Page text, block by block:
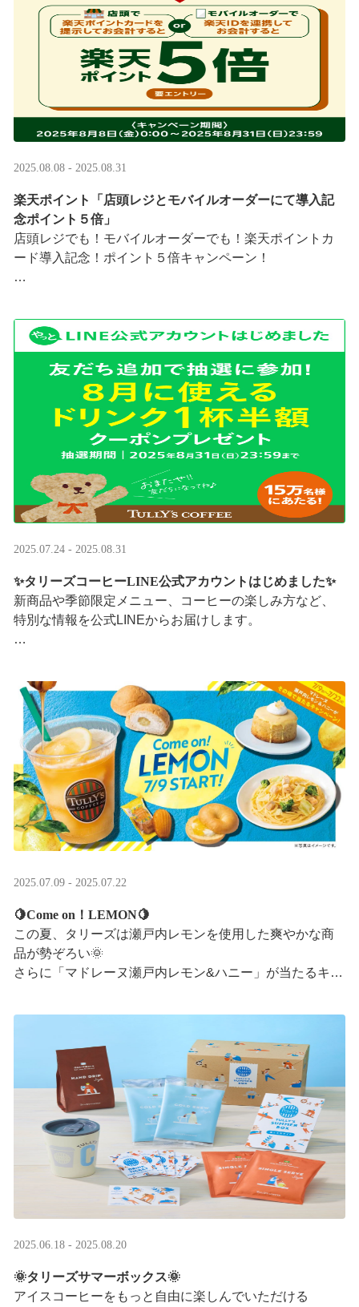
2025.08.08 - 2025.08.31
楽天ポイント「店頭レジとモバイルオーダーにて導入記
念ポイント５倍」
店頭レジでも！モバイルオーダーでも！楽天ポイントカ
ード導入記念！ポイント５倍キャンペーン！
8/8（金）0:00～8/31 ···
2025.07.24 - 2025.08.31
✨タリーズコーヒーLINE公式アカウントはじめました✨
新商品や季節限定メニュー、コーヒーの楽しみ方など、
特別な情報を公式LINEからお届けします。
···
2025.07.09 - 2025.07.22
🍋Come on！LEMON🍋
この夏、タリーズは瀬戸内レモンを使用した爽やかな商
品が勢ぞろい🌞
さらに「マドレーヌ瀬戸内レモン&ハニー」が当たるキャ
2025.06.18 - 2025.08.20
🌞タリーズサマーボックス🌞
アイスコーヒーをもっと自由に楽しんでいただける